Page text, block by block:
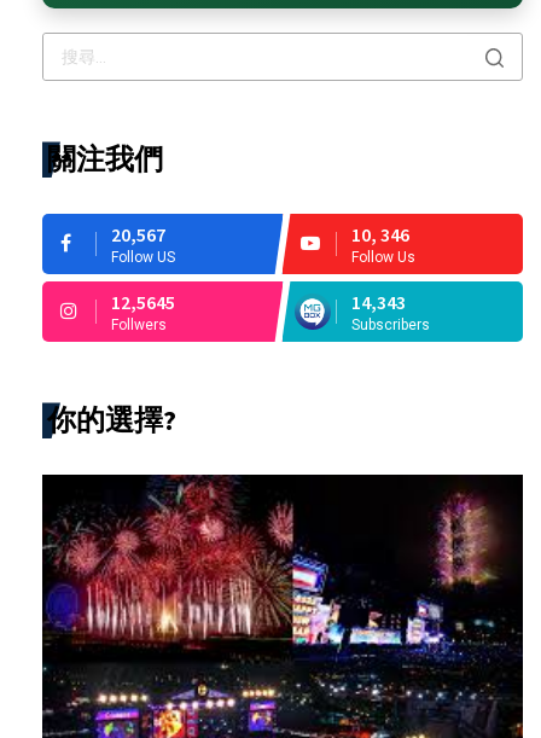
關注我們
20,567
Follow US
10, 346
Follow Us
12,5645
Follwers
14,343
Subscribers
你的選擇?